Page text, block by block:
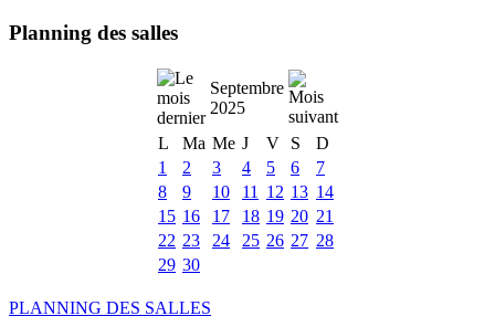
Planning des salles
Septembre
2025
L
Ma Me J V S
D
1
2 3 4 5 6
7
8
9 10 11 12 13 14
15 16 17 18 19 20 21
22 23 24 25 26 27 28
29 30
PLANNING DES SALLES